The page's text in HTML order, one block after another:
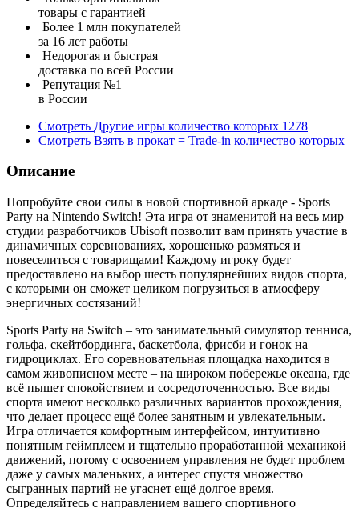
товары с гарантией
Более 1 млн покупателей
за 16 лет работы
Недорогая и быстрая
доставка по всей России
Репутация №1
в России
Смотреть Другие игры количество которых 1278
Смотреть Взять в прокат = Trade-in количество которых
Описание
Попробуйте свои силы в новой спортивной аркаде - Sports
Party на Nintendo Switch! Эта игра от знаменитой на весь мир
студии разработчиков Ubisoft позволит вам принять участие в
динамичных соревнованиях, хорошенько размяться и
повеселиться с товарищами! Каждому игроку будет
предоставлено на выбор шесть популярнейших видов спорта,
с которыми он сможет целиком погрузиться в атмосферу
энергичных состязаний!
Sports Party на Switch – это занимательный симулятор тенниса,
гольфа, скейтбординга, баскетбола, фрисби и гонок на
гидроциклах. Его соревновательная площадка находится в
самом живописном месте – на широком побережье океана, где
всё пышет спокойствием и сосредоточенностью. Все виды
спорта имеют несколько различных вариантов прохождения,
что делает процесс ещё более занятным и увлекательным.
Игра отличается комфортным интерфейсом, интуитивно
понятным геймплеем и тщательно проработанной механикой
движений, потому с освоением управления не будет проблем
даже у самых маленьких, а интерес спустя множество
сыгранных партий не угаснет ещё долгое время.
Определяйтесь с направлением вашего спортивного